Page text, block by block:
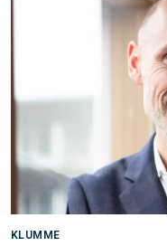
KLUMME